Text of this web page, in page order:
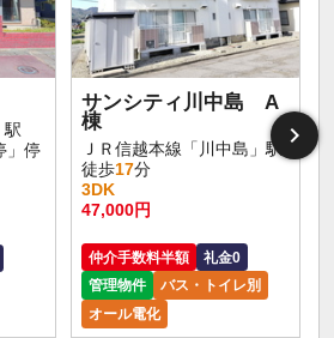
駅
」停
サンシティ川中島 A
棟
ＪＲ信越本線「川中島」駅
徒歩17分
3DK
47,000円
仲介手数料半額
礼金0
管理物件
バス・トイレ別
オール電化